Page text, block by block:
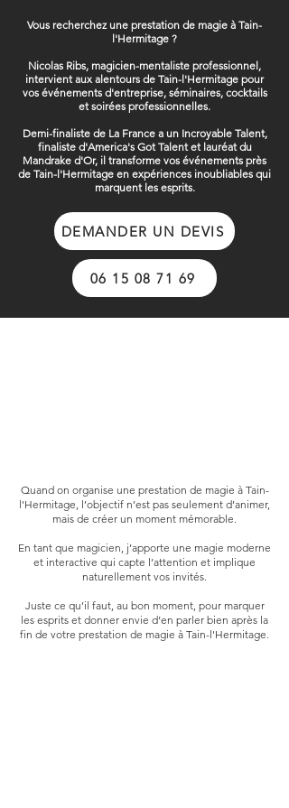
Vous recherchez une prestation de magie à Tain-
l'Hermitage ?
Nicolas Ribs, magicien-mentaliste professionnel,
intervient aux alentours de Tain-l'Hermitage pour
vos événements d'entreprise, séminaires, cocktails
et soirées professionnelles.
Demi-finaliste de La France a un Incroyable Talent,
finaliste d'America's Got Talent et lauréat du
Mandrake d'Or, il transforme vos événements près
de Tain-l'Hermitage en expériences inoubliables qui
marquent les esprits.
DEMANDER UN DEVIS
06 15 08 71 69
Quand on organise une prestation de magie à Tain-
l'Hermitage, l’objectif n’est pas seulement d’animer,
mais de créer un moment mémorable.
En tant que magicien, j’apporte une magie moderne
et interactive qui capte l’attention et implique
naturellement vos invités.​
Juste ce qu’il faut, au bon moment, pour marquer
les esprits et donner envie d’en parler bien après la
fin de votre prestation de magie à Tain-l'Hermitage.